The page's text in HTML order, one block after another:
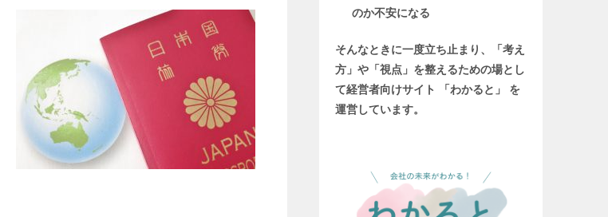
のか不安になる
そんなときに一度立ち止まり、「考え
方」や「視点」を整えるための場とし
て経営者向けサイト 「わかると」 を
運営しています。